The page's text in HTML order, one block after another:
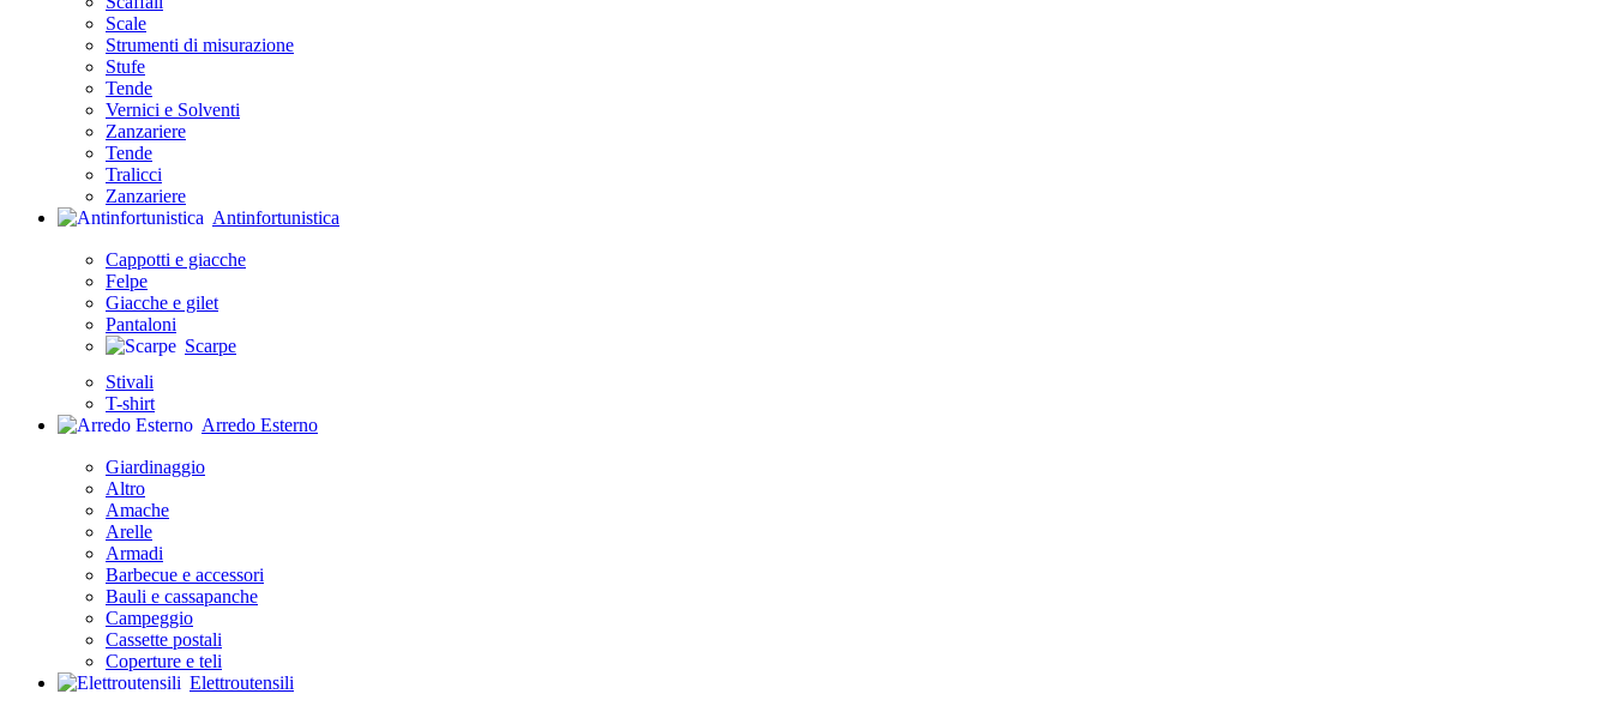
Scale
Strumenti di misurazione
Stufe
Tende
Vernici e Solventi
Zanzariere
Tende
Tralicci
Zanzariere
Antinfortunistica
Cappotti e giacche
Felpe
Giacche e gilet
Pantaloni
Scarpe
Stivali
T-shirt
Arredo Esterno
Giardinaggio
Altro
Amache
Arelle
Armadi
Barbecue e accessori
Bauli e cassapanche
Campeggio
Cassette postali
Coperture e teli
Elettroutensili